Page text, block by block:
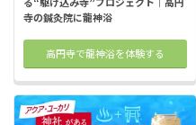
寺の鍼灸院に龍神浴
高円寺で龍神浴を体験する